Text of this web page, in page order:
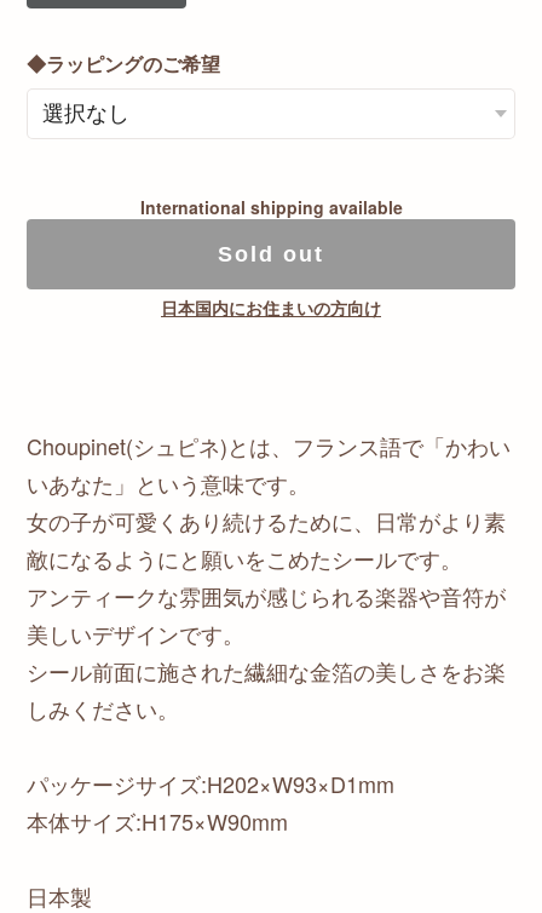
◆ラッピングのご希望
International shipping available
Sold out
日本国内にお住まいの方向け
Choupinet(シュピネ)とは、フランス語で「かわい
いあなた」という意味です。
女の子が可愛くあり続けるために、日常がより素
敵になるようにと願いをこめたシールです。
アンティークな雰囲気が感じられる楽器や音符が
美しいデザインです。
シール前面に施された繊細な金箔の美しさをお楽
しみください。
パッケージサイズ:H202×W93×D1mm
本体サイズ:H175×W90mm
日本製